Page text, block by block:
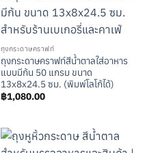
ถุงกระดาษคราฟท์
ถุงกระดาษคราฟท์สีน้ำตาลใส่อาหาร
แบบมีก้น 50 แกรม ขนาด
13x8x24.5 ซม. (พิมพ์โลโก้ได้)
฿1,080.00